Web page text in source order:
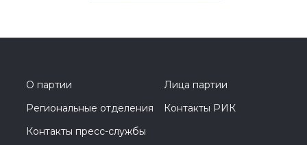
О партии
Лица партии
Региональные отделения
Контакты РИК
Контакты пресс-службы